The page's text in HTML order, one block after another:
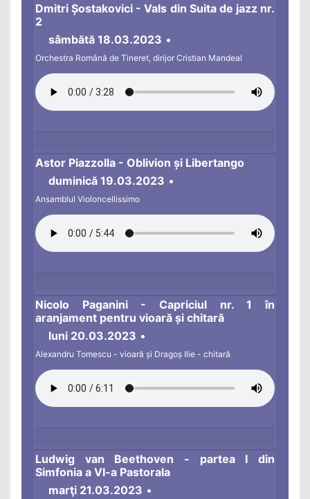
Dmitri Șostakovici - Vals din Suita de jazz nr.
2
sâmbătă 18.03.2023 •
Orchestra Română de Tineret, dirijor Cristian Mandeal
Astor Piazzolla - Oblivion și Libertango
duminică 19.03.2023 •
Ansamblul Violoncellissimo
Nicolo Paganini - Capriciul nr. 1 în
aranjament pentru vioară și chitară
luni 20.03.2023 •
Alexandru Tomescu - vioară și Dragoș Ilie - chitară
Ludwig van Beethoven - partea I din
Simfonia a VI-a Pastorala
marţi 21.03.2023 •